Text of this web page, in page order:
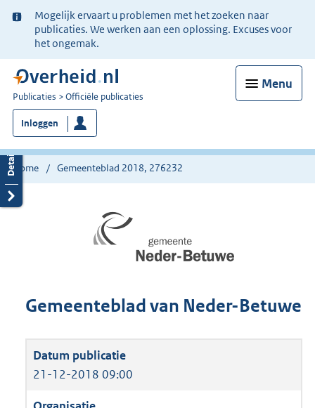
Ter
informatie:
Mogelijk ervaart u problemen met het zoeken naar
publicaties. We werken aan een oplossing. Excuses voor
het ongemak.
Menu
U
bent
nu
hier:
Publicaties Officiële publicaties
Inloggen
Home Gemeenteblad 2018, 276232
Gemeenteblad van Neder-Betuwe
21-12-2018 09:00